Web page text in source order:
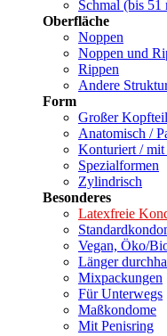
Schmal (bis 51
Oberfläche
Noppen
Noppen und
Rippen
Andere
Form
Großer Kopfteil
Anatomisch /
Konturiert /
Spezialformen
Zylindrisch
Besonderes
Latexfreie
Vegan, Öko/
Länger
Mixpackungen
Für Unterwegs
Maßkondome
Mit Penisring